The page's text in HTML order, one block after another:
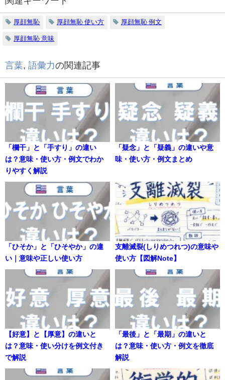
厚顔無恥 厚顔無恥 使い方 厚顔無恥 例文
厚顔無恥 意味
言葉, 語彙力の関連記事
「欄干」と「手すり」の違い
は？意味・使い方・例文でわか
りやすく解説
「疑念」と「疑義」の違いや意
味・使い方・例文まとめ
「ひそか」と「ひそやか」の違
い｜意味や正しい使い方
支離滅裂(しりめつれつ)の意味や
使い方【図解Note】
【好意】と【厚意】の違いと
は？意味・使い分けを例文付き
で解説
「最後」と「最期」の違いと
は？意味・使い方・例文を徹底
解説